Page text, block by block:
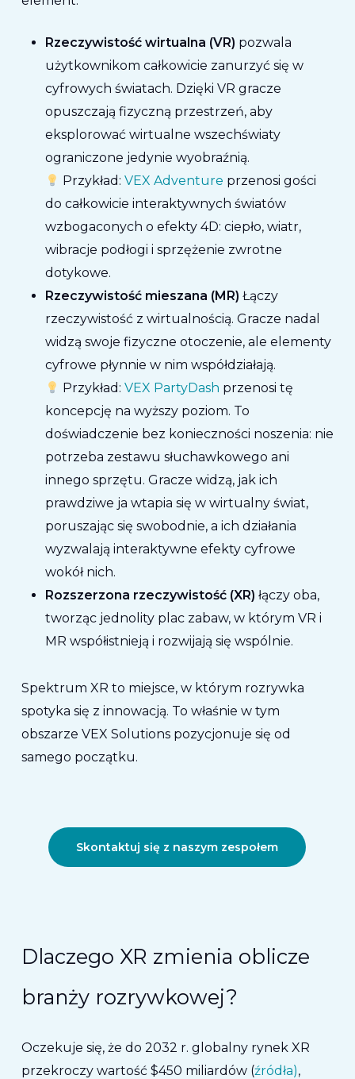
Rzeczywistość wirtualna (VR) pozwala
użytkownikom całkowicie zanurzyć się w
cyfrowych światach. Dzięki VR gracze
opuszczają fizyczną przestrzeń, aby
eksplorować wirtualne wszechświaty
ograniczone jedynie wyobraźnią.
Przykład: VEX Adventure przenosi gości
do całkowicie interaktywnych światów
wzbogaconych o efekty 4D: ciepło, wiatr,
wibracje podłogi i sprzężenie zwrotne
dotykowe.
Rzeczywistość mieszana (MR) Łączy
rzeczywistość z wirtualnością. Gracze nadal
widzą swoje fizyczne otoczenie, ale elementy
cyfrowe płynnie w nim współdziałają.
Przykład: VEX PartyDash przenosi tę
koncepcję na wyższy poziom. To
doświadczenie bez konieczności noszenia: nie
potrzeba zestawu słuchawkowego ani
innego sprzętu. Gracze widzą, jak ich
prawdziwe ja wtapia się w wirtualny świat,
poruszając się swobodnie, a ich działania
wyzwalają interaktywne efekty cyfrowe
wokół nich.
Rozszerzona rzeczywistość (XR) łączy oba,
tworząc jednolity plac zabaw, w którym VR i
MR współistnieją i rozwijają się wspólnie.
Spektrum XR to miejsce, w którym rozrywka
spotyka się z innowacją. To właśnie w tym
obszarze VEX Solutions pozycjonuje się od
samego początku.
Skontaktuj się z naszym zespołem
Dlaczego XR zmienia oblicze
branży rozrywkowej?
Oczekuje się, że do 2032 r. globalny rynek XR
przekroczy wartość $450 miliardów (źródła),